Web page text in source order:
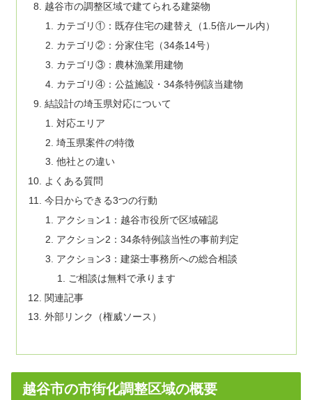
越谷市の調整区域で建てられる建築物
カテゴリ①：既存住宅の建替え（1.5倍ルール内）
カテゴリ②：分家住宅（34条14号）
カテゴリ③：農林漁業用建物
カテゴリ④：公益施設・34条特例該当建物
結設計の埼玉県対応について
対応エリア
埼玉県案件の特徴
他社との違い
よくある質問
今日からできる3つの行動
アクション1：越谷市役所で区域確認
アクション2：34条特例該当性の事前判定
アクション3：建築士事務所への総合相談
ご相談は無料で承ります
関連記事
外部リンク（権威ソース）
越谷市の市街化調整区域の概要